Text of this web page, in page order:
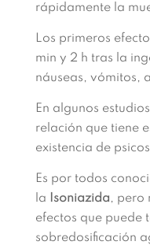
rápidamente la
Los primeros
min y 2 h tras la
náuseas, vómitos,
En algunos
relación que tiene
existencia de
Es por todos
la
Isoniazida, pero
efectos que puede
sobredosificación